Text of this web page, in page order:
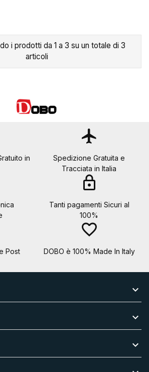
i prodotti da 1 a 3 su un totale di 3
articoli
in
flight
Spedizione Gratuita e
Tracciata in Italia
lock
Tanti pagamenti Sicuri al
100%
Post
favorite_border
DOBO è 100% Made In Italy



Crea lista dei desideri